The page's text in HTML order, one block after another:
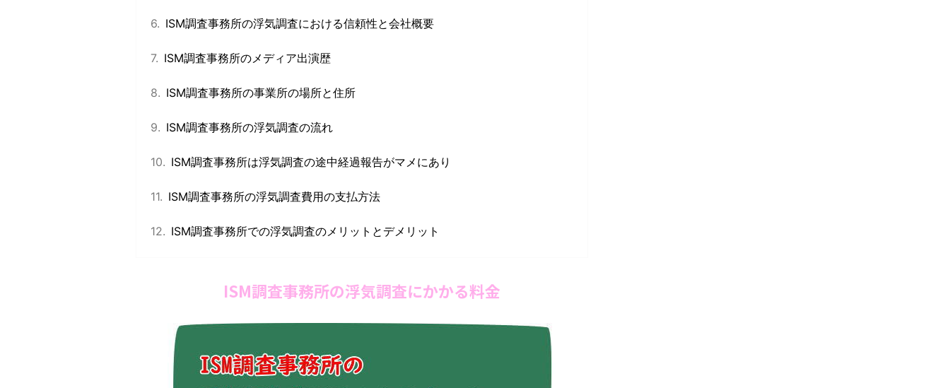
ISM調査事務所の浮気調査における信頼性と会社概要
ISM調査事務所のメディア出演歴
ISM調査事務所の事業所の場所と住所
ISM調査事務所の浮気調査の流れ
ISM調査事務所は浮気調査の途中経過報告がマメにあり
ISM調査事務所の浮気調査費用の支払方法
ISM調査事務所での浮気調査のメリットとデメリット
ISM調査事務所の浮気調査にかかる料金